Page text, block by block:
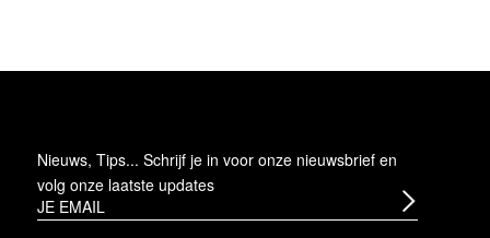
Nieuws, Tips... Schrijf je in voor onze nieuwsbrief en
volg onze laatste updates